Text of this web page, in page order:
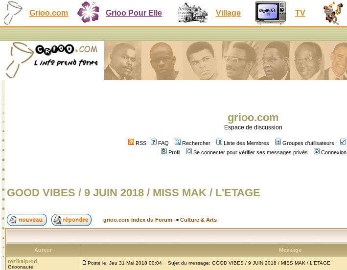
Grioo.com Grioo Pour Elle Village TV
grioo.com
Espace de discussion
RSS FAQ Rechercher Liste des Membres Groupes d'utilisateurs
Profil
Se connecter pour vérifier ses messages privés Connexion
GOOD VIBES / 9 JUIN 2018 / MISS MAK / L'ETAGE
grioo.com Index du Forum -> Culture & Arts
Auteur
Message
tozikalprod
Grioonaute
Posté le: Jeu 31 Mai 2018 00:04 Sujet du message: GOOD VIBES / 9 JUIN 2018 / MISS MAK / L'ETAGE